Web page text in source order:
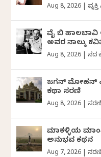
Aug 8, 2026
ವೈ ಬಿ ಹಾಲಬಾವಿ
ಅವರ ನಾಲ್ಕು
Aug 8, 2026 ದಿನದ
ಜಗನ್‌ ಮೋಹನ್‌
ಕಥಾ ಸರಣಿ
Aug 8, 2026 ಸರಣಿ
ಮಾಕಳ್ಳಿಯ
ಅನುಭವ ಕಥನ
Aug 7, 2026 ಸರಣಿ